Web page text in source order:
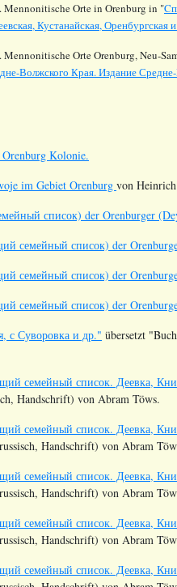
Mennonitische Orte in Orenburg in "
Кустанайская,
Mennonitische Orte Orenburg, Neu-
Волжского Края. Издание
Kolonie.
im Gebiet Orenburg von
список) der Orenburger
семейный список) der
семейный список) der
семейный список) der
с Суворовка и др." übersetzt
семейный список. Деевка,
Handschrift) von Abram Töws.
семейный список. Деевка,
Handschrift) von Abram
семейный список. Деевка,
Handschrift) von Abram
семейный список. Деевка,
Handschrift) von Abram
семейный список. Деевка,